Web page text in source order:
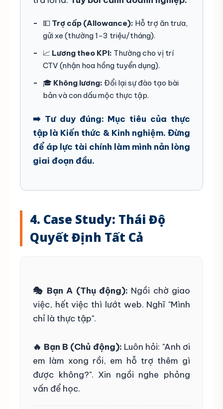
💵 Trợ cấp (Allowance): Hỗ trợ ăn trưa,
gửi xe (thường 1-3 triệu/tháng).
📈 Lương theo KPI: Thường cho vị trí
CTV (nhận hoa hồng tuyển dụng).
🎓 Không lương: Đổi lại sự đào tạo bài
bản và con dấu mộc thực tập.
➡️ Tư duy đúng: Mục tiêu của thực
tập là Kiến thức & Kinh nghiệm. Đừng
để áp lực tài chính làm mình nản lòng
giai đoạn đầu.
4. Case Study: Thái Độ
Quyết Định Tất Cả
🎭 Bạn A (Thụ động): Ngồi chờ giao
việc, hết việc thì lướt web. Nghĩ "Mình
chỉ là thực tập".
🔥 Bạn B (Chủ động): Luôn hỏi: "Anh ơi
em làm xong rồi, em hỗ trợ thêm gì
được không?". Xin ngồi nghe phỏng
vấn để học.